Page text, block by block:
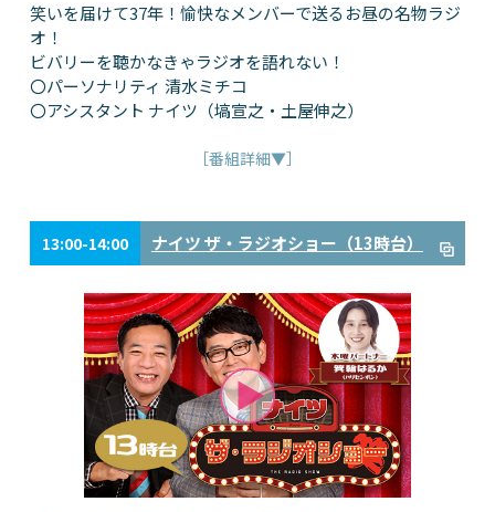
笑いを届けて37年！愉快なメンバーで送るお昼の名物ラジ
オ！
ビバリーを聴かなきゃラジオを語れない！
〇パーソナリティ 清水ミチコ
〇アシスタント ナイツ（塙宣之・土屋伸之）
［番組詳細▼］
13:00-14:00 ナイツ ザ・ラジオショー（13時台）